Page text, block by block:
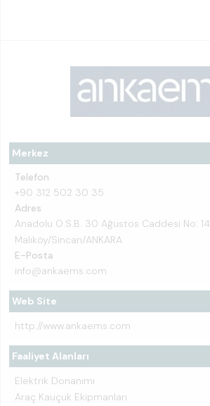
Merkez
Telefon
+90 312 502 30 35
Adres
Anadolu O.S.B. 30 Ağustos Caddesi No: 14
Malıköy/Sincan/ANKARA
E-Posta
info@ankaems.com
Web Site
http://www.ankaems.com
Faaliyet Alanları
Elektrik Donanımı
Araç Kauçuk Ekipmanları